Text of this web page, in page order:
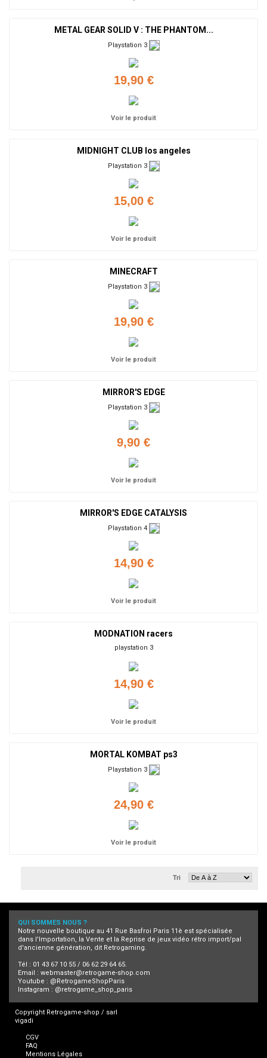
METAL GEAR SOLID V : THE PHANTOM...
Playstation 3
19,90 €
Voir le produit
MIDNIGHT CLUB los angeles
Playstation 3
15,00 €
Voir le produit
MINECRAFT
Playstation 3
19,90 €
Voir le produit
MIRROR'S EDGE
Playstation 3
9,90 €
Voir le produit
MIRROR'S EDGE CATALYSIS
Playstation 4
14,90 €
Voir le produit
MODNATION racers
playstation 3
14,90 €
Voir le produit
MORTAL KOMBAT ps3
Playstation 3
24,90 €
Voir le produit
Tri
QUI SOMMES NOUS ?
Notre nouvelle boutique au 41 Rue Basfroi Paris 11è est spécialisée
dans l'Importation, la Vente et la Reprise de jeux vidéo rétro import/pal
d'ancienne génération, dit Retrogaming.
Tél : 01 43 67 10 55 / 06 62 29 64 65.
Email : webmaster@retrogame-shop.com
Youtube : @RetrogameShopParis
Instagram : @retrogame_shop_paris
Copyright Retrogame-shop / sarl
vigadi
CGV
FAQ
Mentions Légales